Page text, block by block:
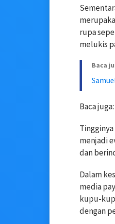
rupa
melukis
Baca
Baca juga:
menjadi
dan
Dalam
media
kupu-
dengan